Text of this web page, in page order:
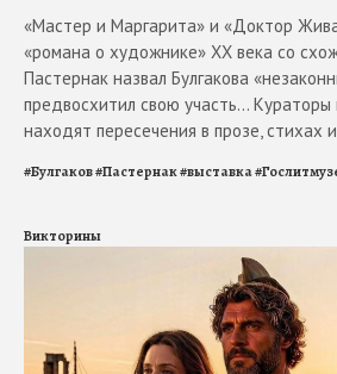
«Мастер и Маргарита» и «Доктор
«романа о художнике» ХХ века со
Пастернак назвал Булгакова
предвосхитил свою участь...
находят пересечения в прозе, стихах
#Булгаков#Пастернак#выставка#
Викторины